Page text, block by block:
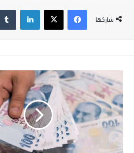
شاركها
فيسبوك‫X لينكدإن
اليوم
الأربعاء
..
ارتفاع
تسجله
اللّيرة
التركية